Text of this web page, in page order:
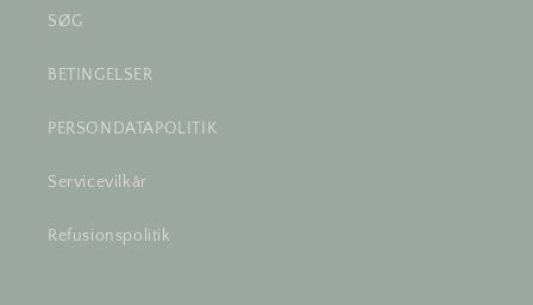
SØG
BETINGELSER
PERSONDATAPOLITIK
Servicevilkår
Refusionspolitik